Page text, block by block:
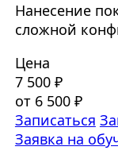
Нанесение
сложной
Цена
7 500 ₽
от 6 500 ₽
Записаться
Заявка на